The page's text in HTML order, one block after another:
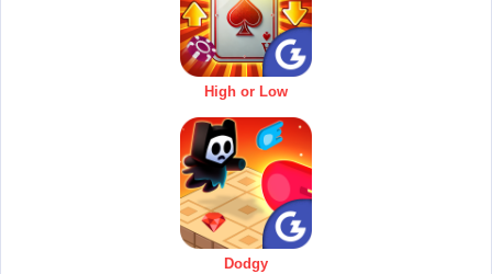
High or Low
Dodgy